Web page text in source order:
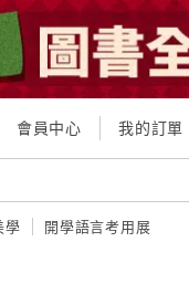
會員中心 我的訂單
學 開學語言考用展